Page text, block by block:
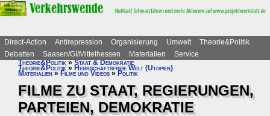
Direct-Action Antirepression Organisierung Umwelt
Theorie&Politik
Debatten
Saasen/GI/Mittelhessen Materialien
Service
Theorie&Politik»Staat & Demokratie
Theorie&Politik » Herrschaftsfreie Welt (Utopien)
Materialien » Filme und Videos » Politik
FILME ZU STAAT, REGIERUNGEN,
PARTEIEN, DEMOKRATIE